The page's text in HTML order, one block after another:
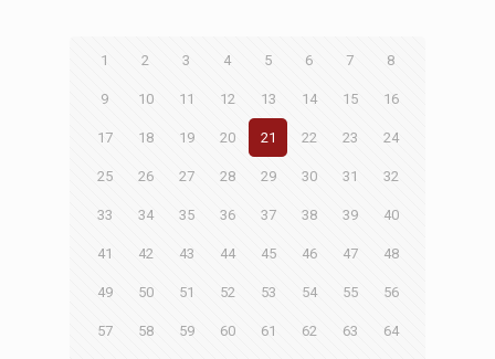
1 2 3 4 5 6 7 8
9 10 11 12 13 14 15 16
17 18 19 20 21 22 23 24
25 26 27 28 29 30 31 32
33 34 35 36 37 38 39 40
41 42 43 44 45 46 47 48
49 50 51 52 53 54 55 56
57 58 59 60 61 62 63 64